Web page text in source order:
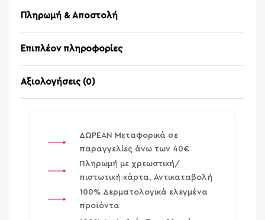
Πληρωμή & Αποστολή
Επιπλέον πληροφορίες
Αξιολογήσεις (0)
ΔΩΡΕΑΝ Μεταφορικά σε
παραγγελίες άνω των 40€
Πληρωμή με χρεωστική/
πιστωτική κάρτα, Αντικαταβολή
100% Δερματολογικά ελεγμένα
προϊόντα